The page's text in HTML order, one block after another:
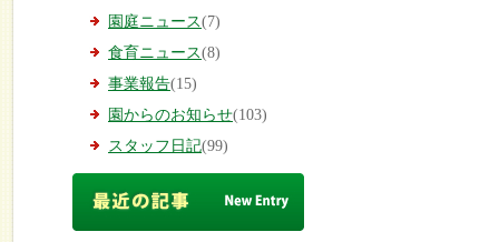
園庭ニュース(7)
食育ニュース(8)
事業報告(15)
園からのお知らせ(103)
スタッフ日記(99)